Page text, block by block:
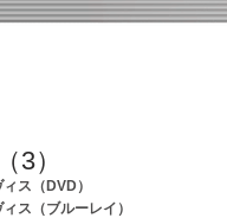
3）
ス（DVD）
ス （ブルーレイ）